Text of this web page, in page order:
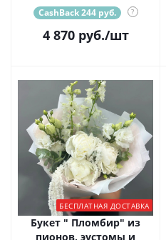
CashBack 244 руб. ?
4 870руб./шт
БЕСПЛАТНАЯ ДОСТАВКА
Букет " Пломбир" из
пионов, эустомы и